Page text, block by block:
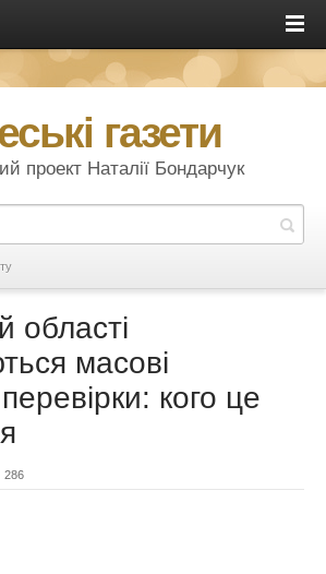
газети
проект Наталії Бондарчук
області
масові
кого це
286